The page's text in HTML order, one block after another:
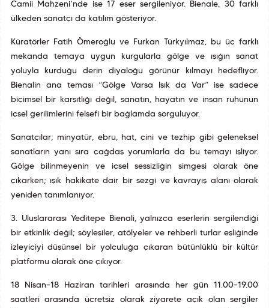
Camii Mahzeni’nde ise 17 eser sergileniyor. Bienale, 30 farklı
ülkeden sanatçı da katılım gösteriyor.
Küratörler Fatih Ömeroğlu ve Furkan Türkyılmaz, bu üç farklı
mekanda temaya uygun kurgularla gölge ve ışığın sanat
yoluyla kurduğu derin diyaloğu görünür kılmayı hedefliyor.
Bienalin ana teması “Gölge Varsa Işık da Var” ise sadece
biçimsel bir karşıtlığı değil, sanatın, hayatın ve insan ruhunun
içsel gerilimlerini felsefi bir bağlamda sorguluyor.
Sanatçılar; minyatür, ebru, hat, çini ve tezhip gibi geleneksel
sanatların yanı sıra çağdaş yorumlarla da bu temayı işliyor.
Gölge bilinmeyenin ve içsel sessizliğin simgesi olarak öne
çıkarken; ışık hakikate dair bir sezgi ve kavrayış alanı olarak
yeniden tanımlanıyor.
3. Uluslararası Yeditepe Bienali, yalnızca eserlerin sergilendiği
bir etkinlik değil; söyleşiler, atölyeler ve rehberli turlar eşliğinde
izleyiciyi düşünsel bir yolculuğa çıkaran bütünlüklü bir kültür
platformu olarak öne çıkıyor.
18 Nisan–18 Haziran tarihleri arasında her gün 11.00–19.00
saatleri arasında ücretsiz olarak ziyarete açık olan sergiler